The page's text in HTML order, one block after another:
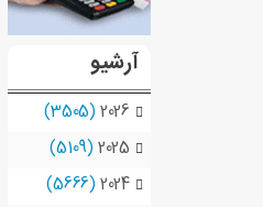
آرشیو
2026
(3505)
2025
(5109)
2024
(5666)